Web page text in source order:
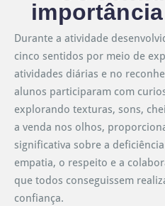
Durante a atividade
cinco sentidos por meio de
atividades diárias e no
alunos participaram com
explorando texturas, sons,
a venda nos olhos,
significativa sobre a
empatia, o respeito e a
que todos conseguissem
confiança.